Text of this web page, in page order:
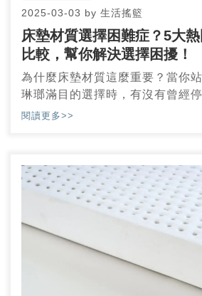
2025-03-03 by 生活搖籃
床墊材質選擇困難症？5大
比較，幫你解決選擇困擾！
為什麼床墊材質這麼重要？當你
琳瑯滿目的選擇時，有沒有曾經
底哪一款床墊才是最適合我的呢
閱讀更多>>